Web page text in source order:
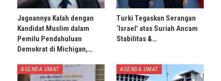
Jagoannya Kalah dengan
Kandidat Muslim dalam
Pemilu Pendahuluan
Demokrat di Michigan,…
Turki Tegaskan Serangan
‘Israel’ atas Suriah Ancam
Stabilitas &…
AGENDA UMAT AGENDA UMAT